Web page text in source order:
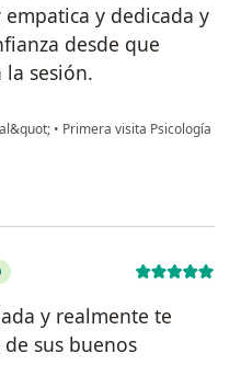
y dedicada y
desde que
sesión.
• Primera visita Psicología
y realmente te
sus buenos